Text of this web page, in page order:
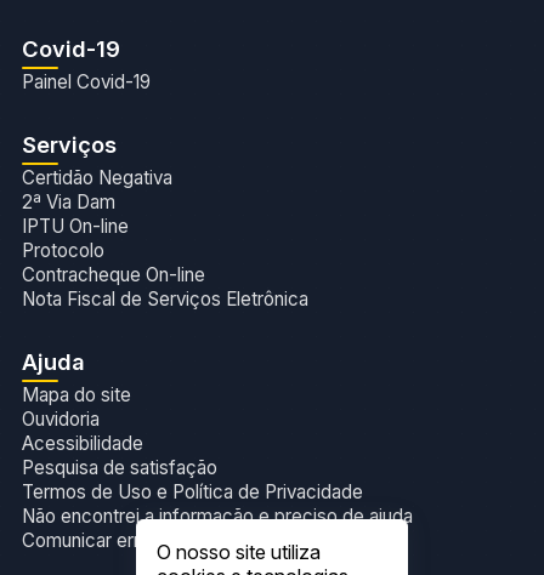
Covid-19
Painel Covid-19
Serviços
Certidão Negativa
2ª Via Dam
IPTU On-line
Protocolo
Contracheque On-line
Nota Fiscal de Serviços Eletrônica
Ajuda
Mapa do site
Ouvidoria
Acessibilidade
Pesquisa de satisfação
Termos de Uso e Política de Privacidade
Não encontrei a informação e preciso de ajuda
Comunicar erros no siteO nosso site utiliza